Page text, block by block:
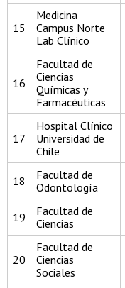
15
Medicina
Campus Norte
Lab Clínico
16
Facultad de
Ciencias
Químicas y
Farmacéuticas
17
Hospital Clínico
Universidad de
Chile
18
Facultad de
Odontología
19
Facultad de
Ciencias
20
Facultad de
Ciencias
Sociales